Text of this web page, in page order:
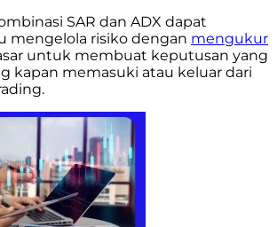
SAR dan ADX dapat
mengelola risiko dengan mengukur
untuk membuat keputusan yang
kapan memasuki atau keluar dari